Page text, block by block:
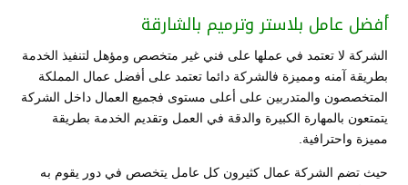
أفضل عامل بلاستر وترميم بالشارقة
الشركة لا تعتمد في عملها على فني غير متخصص ومؤهل لتنفيذ الخدمة
بطريقة آمنه ومميزة فالشركة دائما تعتمد على أفضل عمال المملكة
المتخصصون والمتدربين على أعلى مستوى فجميع العمال داخل الشركة
يتمتعون بالمهارة الكبيرة والدقة في العمل وتقديم الخدمة بطريقة
مميزة واحترافية.
حيث تضم الشركة عمال كثيرون كل عامل يتخصص في دور يقوم به